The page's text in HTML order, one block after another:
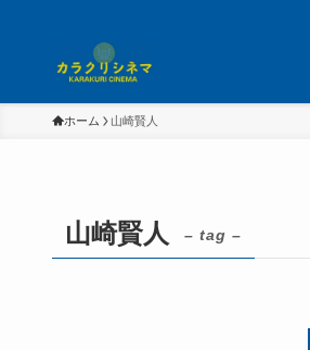
ホーム 山崎賢人
山崎賢人 – tag –